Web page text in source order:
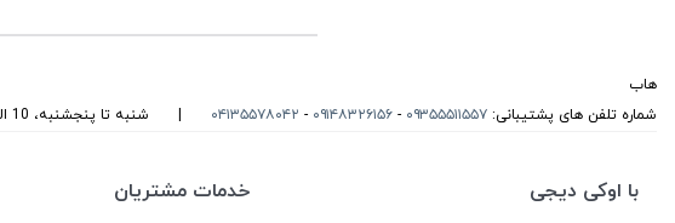
هاب
شماره تلفن های پشتیبانی: ۰۹۳۵۵۵۱۱۵۵۷ - ۰۹۱۴۸۳۲۶۱۵۶ - ۰۴۱۳۵۵۷۸۰۴۲ شنبه تا پنجشنبه، 10 الی 20 پاسخگوی شما هستیم
با اوکی دیجی خدمات مشتریان